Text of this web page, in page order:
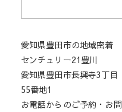
愛知県豊田市の地域密着
センチュリー21豊川
愛知県豊田市長興寺3丁目
55番地1
お電話からのご予約・お問